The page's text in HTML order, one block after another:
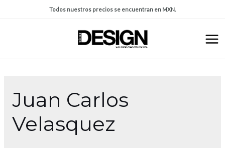
Todos nuestros precios se encuentran en MXN.
Juan Carlos
Velasquez